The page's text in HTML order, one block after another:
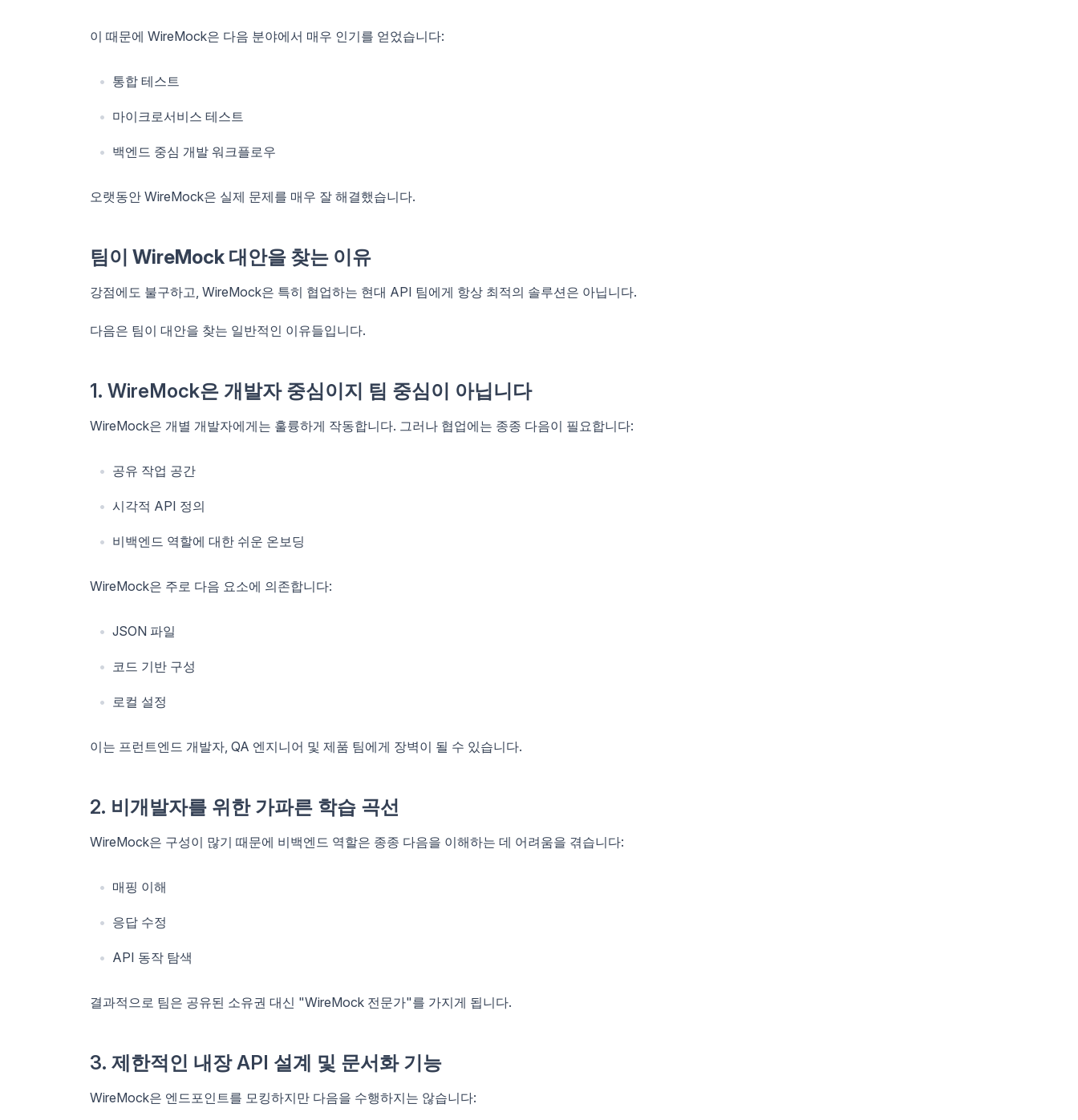
이 때문에 WireMock은 다음 분야에서 매우 인기를 얻었습니다:
통합 테스트
마이크로서비스 테스트
백엔드 중심 개발 워크플로우
오랫동안 WireMock은 실제 문제를 매우 잘 해결했습니다.
팀이 WireMock 대안을 찾는 이유
강점에도 불구하고, WireMock은 특히 협업하는 현대 API 팀에게 항상 최적의 솔루션은 아닙니다.
다음은 팀이 대안을 찾는 일반적인 이유들입니다.
1. WireMock은 개발자 중심이지 팀 중심이 아닙니다
WireMock은 개별 개발자에게는 훌륭하게 작동합니다. 그러나 협업에는 종종 다음이 필요합니다:
공유 작업 공간
시각적 API 정의
비백엔드 역할에 대한 쉬운 온보딩
WireMock은 주로 다음 요소에 의존합니다:
JSON 파일
코드 기반 구성
로컬 설정
이는 프런트엔드 개발자, QA 엔지니어 및 제품 팀에게 장벽이 될 수 있습니다.
2. 비개발자를 위한 가파른 학습 곡선
WireMock은 구성이 많기 때문에 비백엔드 역할은 종종 다음을 이해하는 데 어려움을 겪습니다:
매핑 이해
응답 수정
API 동작 탐색
결과적으로 팀은 공유된 소유권 대신 "WireMock 전문가"를 가지게 됩니다.
3. 제한적인 내장 API 설계 및 문서화 기능
WireMock은 엔드포인트를 모킹하지만 다음을 수행하지는 않습니다: